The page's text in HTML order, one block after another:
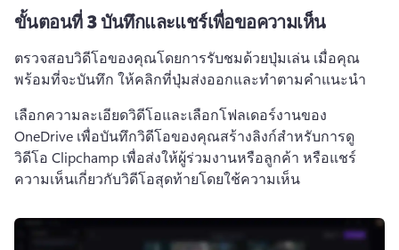
ขั้นตอนที่ 3บันทึกและแชร์เพื่อขอความเห็น
ตรวจสอบวิดีโอของคุณโดยการรับชมด้วยปุ่มเล่น เมื่อคุณ
พร้อมที่จะบันทึก ให้คลิกที่ปุ่มส่งออกและทำตามคำแนะนำ
เลือกความละเอียดวิดีโอและเลือกโฟลเดอร์งานของ
OneDrive เพื่อบันทึกวิดีโอของคุณสร้างลิงก์สำหรับการดู
วิดีโอ Clipchamp เพื่อส่งให้ผู้ร่วมงานหรือลูกค้า หรือแชร์
ความเห็นเกี่ยวกับวิดีโอสุดท้ายโดยใช้ความเห็น